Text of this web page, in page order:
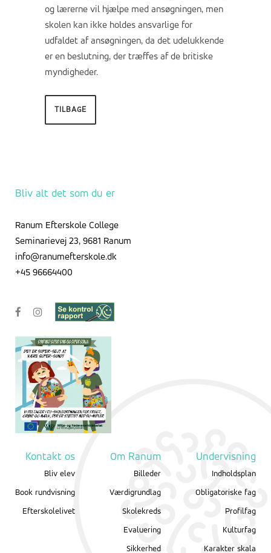
og lærerne vil hjælpe med ansøgningen, men
skolen kan ikke holdes ansvarlige for
udfaldet af ansøgningen, da det udelukkende
er en beslutning, der træffes af de britiske
myndigheder.
TILBAGE
Bliv alt det som du er
Ranum Efterskole College
Seminarievej 23, 9681 Ranum
info@ranumefterskole.dk
+45 96664400
Kontakt os
Bliv elev
Book rundvisning
Efterskolelivet
Om Ranum
Billeder
Værdigrundlag
Skolekreds
Evaluering
Sikkerhed
Undervisning
Indholdsplan
Obligatoriske fag
Profilfag
Kulturfag
Karakter skala